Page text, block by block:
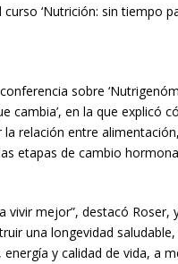
‘Nutrición: sin tiempo
sobre
cambia’, en la que explicó
la relación entre
etapas de cambio
vivir mejor”, destacó
una longevidad
y calidad de vida, a